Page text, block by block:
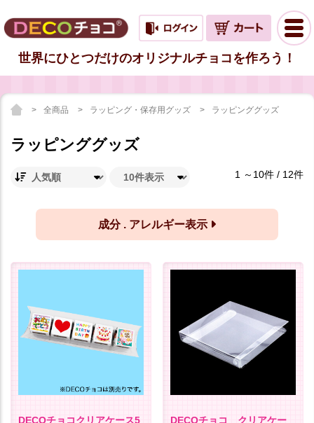
世界にひとつだけのオリジナルチョコを作ろう！
全商品 ラッピング・保存用グッズ ラッピンググッズ
ラッピンググッズ
1 ～10件 / 12件
成分 . アレルギー表示
DECOチョコクリアケース5
DECOチョコ クリアケー